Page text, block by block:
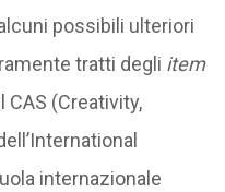
possibili ulteriori
tratti degli item
(Creativity,
internazionale